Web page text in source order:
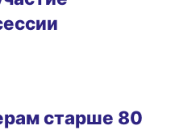
старше 80